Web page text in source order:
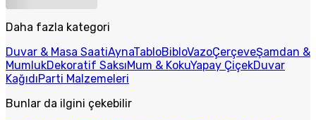
Daha fazla kategori
Duvar & Masa SaatiAynaTabloBibloVazoÇerçeveŞamdan &
MumlukDekoratif SaksıMum & KokuYapay ÇiçekDuvar
KağıdıParti Malzemeleri
Bunlar da ilgini çekebilir